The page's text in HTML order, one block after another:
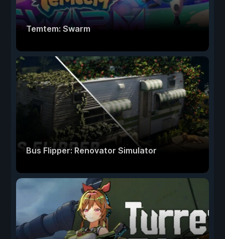
Temtem: Swarm
Bus Flipper: Renovator Simulator